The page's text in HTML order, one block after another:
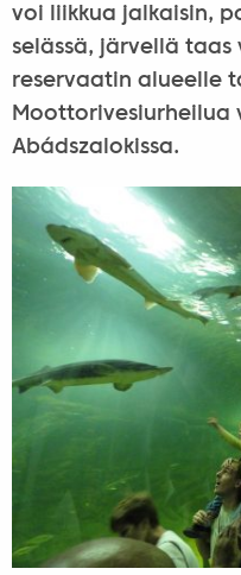
voi liikkua jalkaisin,
selässä, järvellä
reservaatin alueelle
Moottorivesiurheilua
Abádszalokissa.